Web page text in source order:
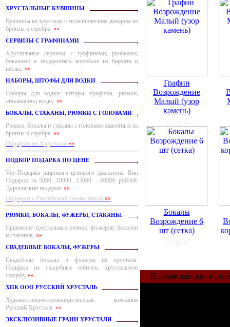
ХРУСТАЛЬНЫЕ КУВШИНЫ
Кувшины из хрусталя с металлическим декором из
бронзы и серебра. »»
СЕРВИЗЫ С ГРАФИНАМИ
Хрустальные сервизы с графинами, рюмками,
бокалами в подарочных коробках из бархата и
шелка. »»
НАБОРЫ, ШТОФЫ ДЛЯ ВОДКИ
Наборы для водки: штофы, графины, рюмки,
стаканы под водку. »»
БОКАЛЫ, СТАКАНЫ, РЮМКИ С ГОЛОВАМИ
Рюмки, бокалы и стаканы с головами животных из
бронзы в серебре. »»
Подарки из Хрусталя »»
ПОДБОР ПОДАРКА ПО ЦЕНЕ
Vip Подарки широкого ценового диапазона. Вип
Подарок за 5000, 10000, 15000 .. 60000 рублей.
Дорогие вип подарки. »»
Подарки с Российской символикой »»
РЮМКИ, БОКАЛЫ, ФУЖЕРЫ, СТАКАНЫ.
Сравнение хрустальных рюмок, фужеров, бокалов
и стаканов. »»
СВАДЕБНЫЕ БОКАЛЫ, ФУЖЕРЫ
Свадебные бокалы и фужеры из хрусталя.
Подарки на свадебные юбилеи, хрустальную
свадьбу »»
ХПК ООО РУССКИЙ ХРУСТАЛЬ
Художественно-производственная компания
Русский Хрусталь. »»
ЭКСКЛЮЗИВНЫЕ ГРАНИ ХРУСТАЛЯ
Графин
Возрождение
Малый (узор
камень)
Бокалы
Возрождение 6
шт (сетка)
Полное описание